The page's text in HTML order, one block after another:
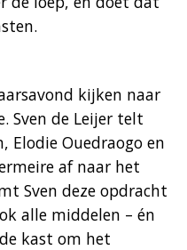
kijken naar
Sven de Leijer telt
Elodie Ouedraogo en
af naar het
Sven deze opdracht
alle middelen – én
kast om het